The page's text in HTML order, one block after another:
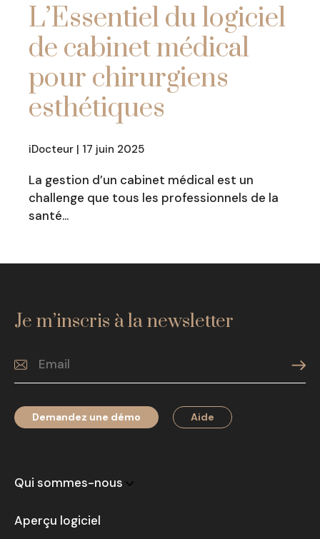
L’Essentiel du logiciel
de cabinet médical
pour chirurgiens
esthétiques
iDocteur | 17 juin 2025
La gestion d’un cabinet médical est un
challenge que tous les professionnels de la
santé…
Je m’inscris à la newsletter
Demandez une démo Aide
Qui sommes-nous
Aperçu logiciel